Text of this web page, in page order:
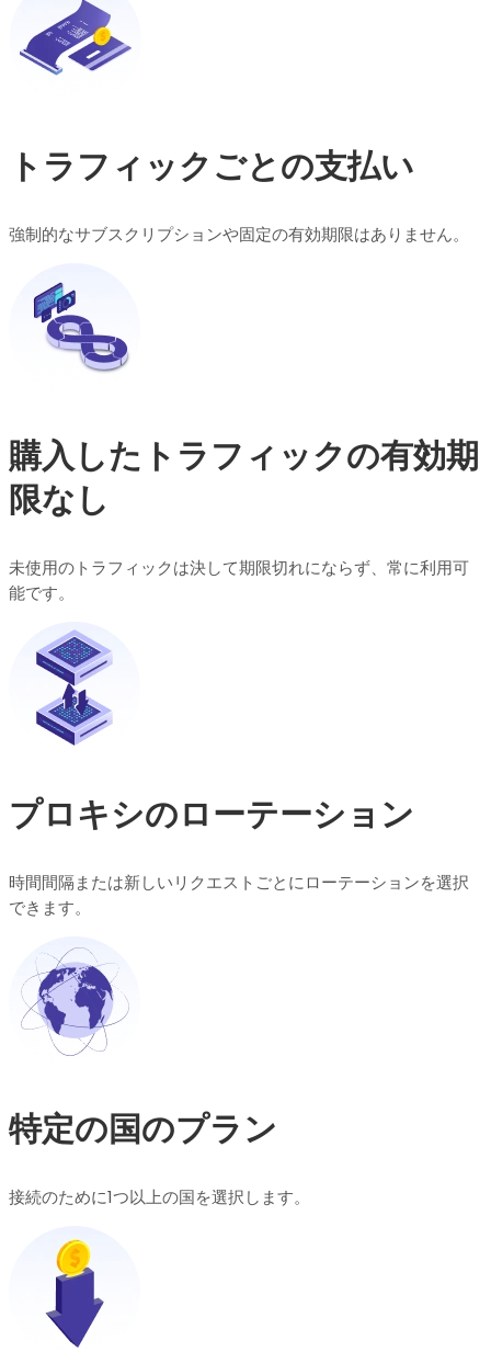
トラフィックごとの支払い
強制的なサブスクリプションや固定の有効期限はありません。
購入したトラフィックの有効期
限なし
未使用のトラフィックは決して期限切れにならず、常に利用可
能です。
プロキシのローテーション
時間間隔または新しいリクエストごとにローテーションを選択
できます。
特定の国のプラン
接続のために1つ以上の国を選択します。